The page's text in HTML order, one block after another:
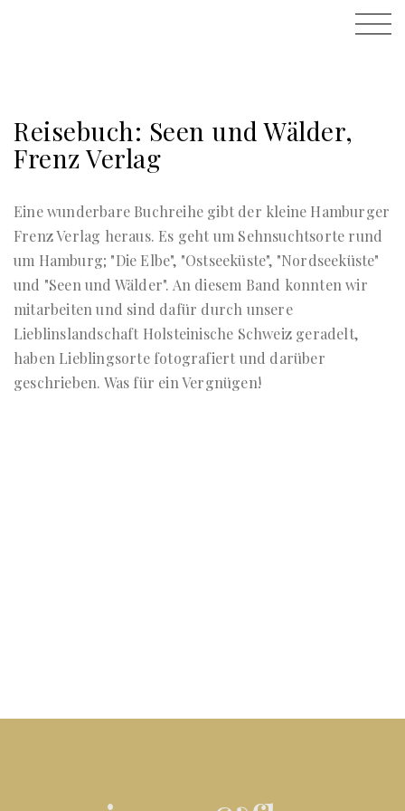
Reisebuch: Seen und Wälder,
Frenz Verlag
Eine wunderbare Buchreihe gibt der kleine Hamburger
Frenz Verlag heraus. Es geht um Sehnsuchtsorte rund
um Hamburg; "Die Elbe", "Ostseeküste", "Nordseeküste"
und "Seen und Wälder". An diesem Band konnten wir
mitarbeiten und sind dafür durch unsere
Lieblinslandschaft Holsteinische Schweiz geradelt,
haben Lieblingsorte fotografiert und darüber
geschrieben. Was für ein Vergnügen!